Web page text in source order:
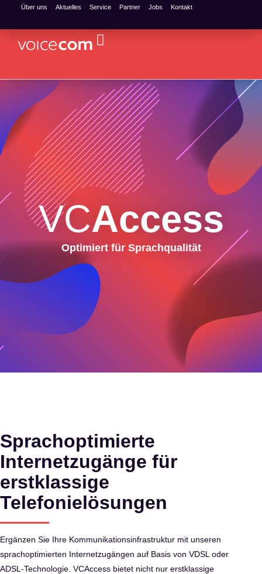
Über uns Aktuelles Service Partner Jobs Kontakt
Access
Optimiert für Sprachqualität
Sprachoptimierte
Internetzugänge für
erstklassige
Telefonielösungen
Ergänzen Sie Ihre Kommunikationsinfrastruktur mit unseren
sprachoptimierten Internetzugängen auf Basis von VDSL oder
ADSL-Technologie. VCAccess bietet nicht nur erstklassige